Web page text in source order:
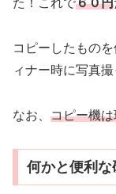
た！これで６０円
コピーしたもの
ィナー時に写真
なお、 コピー機
何かと便利